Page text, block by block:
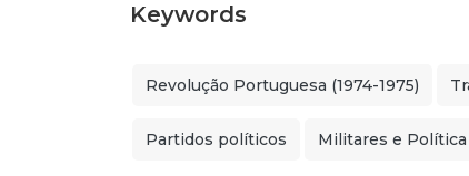
Keywords
Revolução Portuguesa (1974-1975)
Partidos políticos Militares e Política